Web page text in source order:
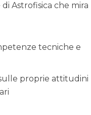
Astrofisica che mira
tecniche e
proprie attitudini